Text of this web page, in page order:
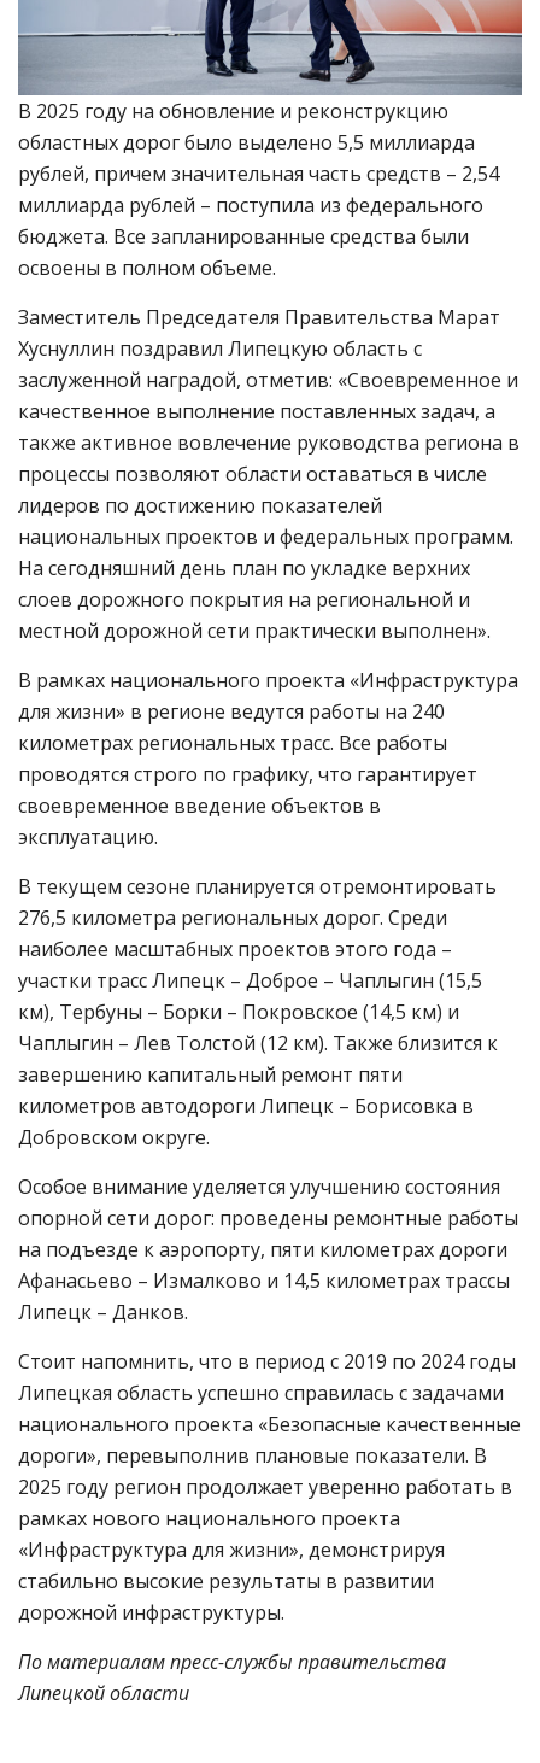
В 2025 году на обновление и реконструкцию
областных дорог было выделено 5,5 миллиарда
рублей, причем значительная часть средств – 2,54
миллиарда рублей – поступила из федерального
бюджета. Все запланированные средства были
освоены в полном объеме.
Заместитель Председателя Правительства Марат
Хуснуллин поздравил Липецкую область с
заслуженной наградой, отметив: «Своевременное и
качественное выполнение поставленных задач, а
также активное вовлечение руководства региона в
процессы позволяют области оставаться в числе
лидеров по достижению показателей
национальных проектов и федеральных программ.
На сегодняшний день план по укладке верхних
слоев дорожного покрытия на региональной и
местной дорожной сети практически выполнен».
В рамках национального проекта «Инфраструктура
для жизни» в регионе ведутся работы на 240
километрах региональных трасс. Все работы
проводятся строго по графику, что гарантирует
своевременное введение объектов в
эксплуатацию.
В текущем сезоне планируется отремонтировать
276,5 километра региональных дорог. Среди
наиболее масштабных проектов этого года –
участки трасс Липецк – Доброе – Чаплыгин (15,5
км), Тербуны – Борки – Покровское (14,5 км) и
Чаплыгин – Лев Толстой (12 км). Также близится к
завершению капитальный ремонт пяти
километров автодороги Липецк – Борисовка в
Добровском округе.
Особое внимание уделяется улучшению состояния
опорной сети дорог: проведены ремонтные работы
на подъезде к аэропорту, пяти километрах дороги
Афанасьево – Измалково и 14,5 километрах трассы
Липецк – Данков.
Стоит напомнить, что в период с 2019 по 2024 годы
Липецкая область успешно справилась с задачами
национального проекта «Безопасные качественные
дороги», перевыполнив плановые показатели. В
2025 году регион продолжает уверенно работать в
рамках нового национального проекта
«Инфраструктура для жизни», демонстрируя
стабильно высокие результаты в развитии
дорожной инфраструктуры.
По материалам пресс-службы правительства
Липецкой области